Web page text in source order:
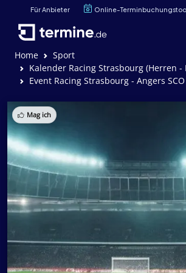
Für Anbieter Online-
Home
Sport
Kalender Racing Strasbourg (Herren -
Event Racing Strasbourg - Angers
Mag ich